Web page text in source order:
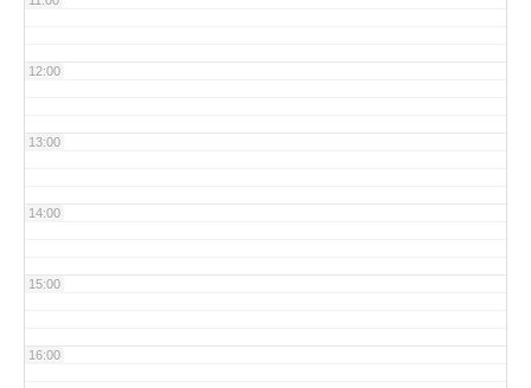
12:00
13:00
14:00
15:00
16:00